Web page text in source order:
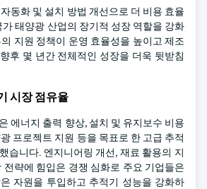
동화 및 설치 방법 개선으로 더 비용 효율
가 태양광 산업의 장기적 성장 역할을 강화
지원 정책이 운영 효율성을 높이고 제조
후 몇 년간 전체적인 성장을 더욱 뒷받침
시장 점유율
에너지 출력 향상, 설치 및 유지보수 비용
프로젝트 지원 등을 목표로 한 고급 추적
습니다. 엔지니어링 개선, 재료 활용의 지
전략에 힘입은 경쟁 심화로 주요 기업들은
자원을 투입하고 추적기 성능을 강화하